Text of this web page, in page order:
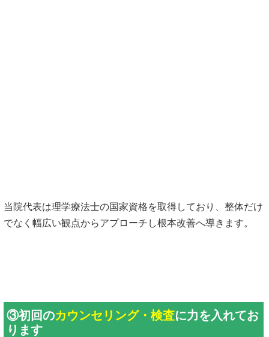
当院代表は理学療法士の国家資格を取得しており、整体だけ
でなく幅広い観点からアプローチし根本改善へ導きます。
③初回のカウンセリング・検査に力を入れてお
ります